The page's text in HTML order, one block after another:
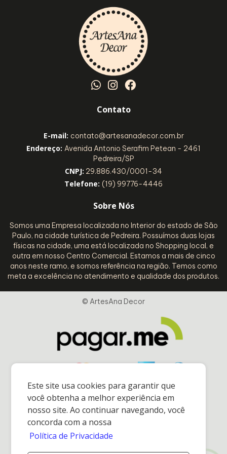
Este site usa cookies para garantir que
você obtenha a melhor experiência em
nosso site. Ao continuar navegando, você
concorda com a nossa
Política de Privacidade
Contato
E-mail: contato@artesanadecor.com.br
Endereço: Avenida Antonio Serafim Petean - 2461
Pedreira/SP
CNPJ: 29.886.430/0001-34
Telefone: (19) 99776-4446
Sobre Nós
Somos uma Empresa localizada no Interior do estado de São
Paulo, na cidade turística de Pedreira. Possuímos duas lojas
físicas na cidade, uma está localizada no Shopping local, e
outra em nosso Centro Comercial. Estamos a mais de cinco
anos neste ramo, e somos referência na região. Temos como
meta a excelência no atendimento e qualidade dos produtos.
© ArtesAna Decor